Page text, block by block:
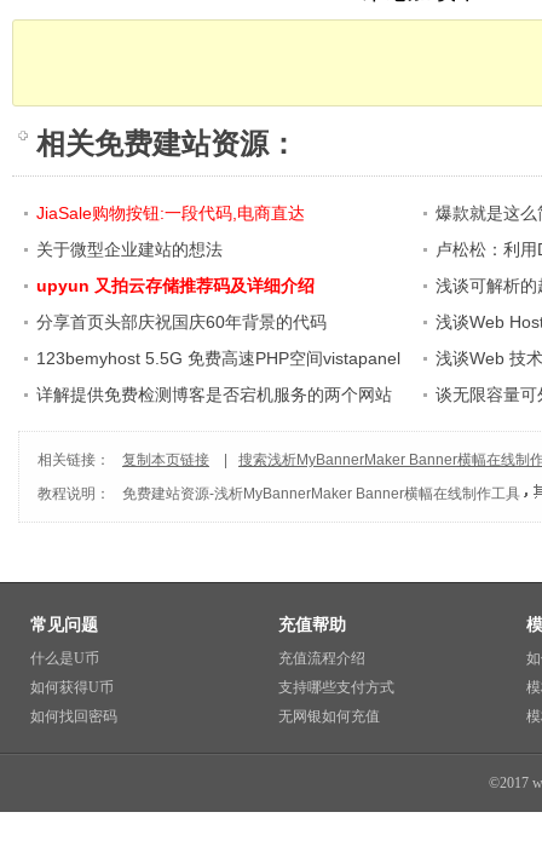
相关免费建站资源 ：
JiaSale购物按钮:一段代码,电商直达
爆款就是这
关于微型企业建站的想法
卢松松：利
upyun 又拍云存储推荐码及详细介绍
浅谈可解析
分享首页头部庆祝国庆60年背景的代码
浅谈Web
123bemyhost 5.5G 免费高速PHP空间vistapanel
面板
浅谈Web 技
详解提供免费检测博客是否宕机服务的两个网站
谈无限容量
相关链接： 复制本页链接
搜索浅析MyBannerMaker Banner横幅在线制
教程说明：
免费建站资源-浅析MyBannerMaker Banner横幅在线制作工具
常见问题
什么是U币
如何获得U币
如何找回密码
充值帮助
充值流程介绍
支持哪些支付方式
无网银如何充值
©2017